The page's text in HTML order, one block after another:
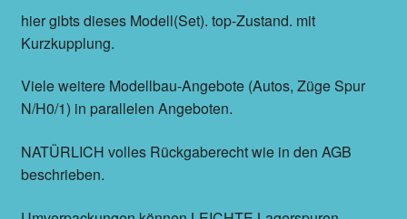
hier gibts dieses Modell(Set). top-Zustand. mit
Kurzkupplung.
Viele weitere Modellbau-Angebote (Autos, Züge Spur
N/H0/1) in parallelen Angeboten.
NATÜRLICH volles Rückgaberecht wie in den AGB
beschrieben.